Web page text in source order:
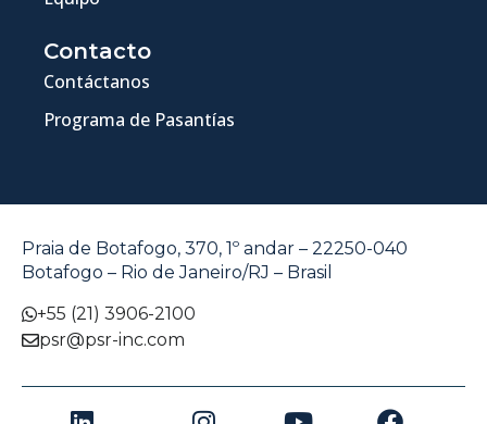
Contacto
Contáctanos
Programa de Pasantías
Praia de Botafogo, 370, 1º andar – 22250-040
Botafogo – Rio de Janeiro/RJ – Brasil
+55 (21) 3906-2100
psr@psr-inc.com